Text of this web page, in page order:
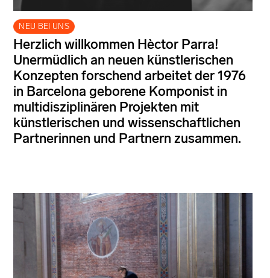
NEU BEI UNS
Herzlich willkommen Hèctor Parra!
Unermüdlich an neuen künstlerischen
Konzepten forschend arbeitet der 1976
in Barcelona geborene Komponist in
multidisziplinären Projekten mit
künstlerischen und wissenschaftlichen
Partnerinnen und Partnern zusammen.